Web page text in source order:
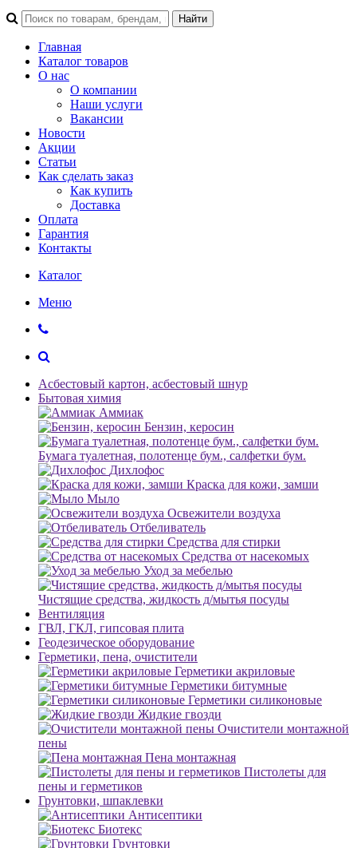
Главная
Каталог товаров
О нас
О компании
Наши услуги
Вакансии
Новости
Акции
Статьи
Как сделать заказ
Как купить
Доставка
Оплата
Гарантия
Контакты
Каталог
Меню
Асбестовый картон, асбестовый шнур
Бытовая химия
Аммиак
Бензин, керосин
Бумага туалетная, полотенце бум., салфетки бум.
Дихлофос
Краска для кожи, замши
Мыло
Освежители воздуха
Отбеливатель
Средства для стирки
Средства от насекомых
Уход за мебелью
Чистящие средства, жидкость д/мытья посуды
Вентиляция
ГВЛ, ГКЛ, гипсовая плита
Геодезическое оборудование
Герметики, пена, очистители
Герметики акриловые
Герметики битумные
Герметики силиконовые
Жидкие гвозди
Очистители монтажной
пены
Пена монтажная
Пистолеты для
пены и герметиков
Грунтовки, шпаклевки
Антисептики
Биотекс
Грунтовки